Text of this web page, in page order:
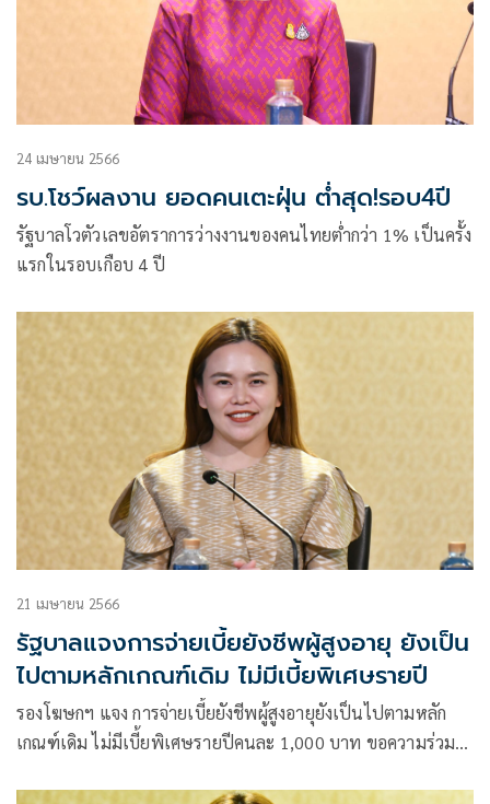
24 เมษายน 2566
รบ.โชว์ผลงาน ยอดคนเตะฝุ่น ตํ่าสุด!รอบ4ปี
รัฐบาลโวตัวเลขอัตราการว่างงานของคนไทยต่ำกว่า 1% เป็นครั้ง
แรกในรอบเกือบ 4 ปี
21 เมษายน 2566
รัฐบาลแจงการจ่ายเบี้ยยังชีพผู้สูงอายุ ยังเป็น
ไปตามหลักเกณฑ์เดิม ไม่มีเบี้ยพิเศษรายปี
รองโฆษกฯ แจง การจ่ายเบี้ยยังชีพผู้สูงอายุยังเป็นไปตามหลัก
เกณฑ์เดิม ไม่มีเบี้ยพิเศษรายปีคนละ 1,000 บาท ขอความร่วม